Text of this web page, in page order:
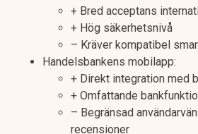
+ Bred acceptans
+ Hög säkerhetsnivå
– Kräver kompatibel
Handelsbankens mobilapp:
+ Direkt integration med
+ Omfattande
– Begränsad
recensioner